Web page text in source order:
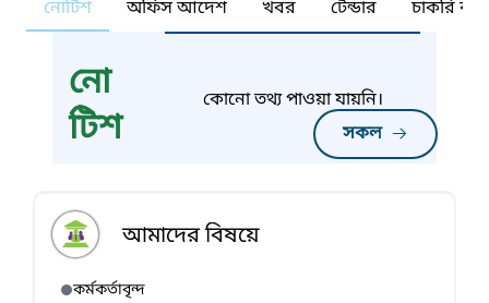
নোটিশ অফিস আদেশ খবর টেন্ডার চাকরি
নো
টিশ
সকল
কোনো তথ্য পাওয়া যায়নি।
আমাদের বিষয়ে
কর্মকর্তাবৃন্দ